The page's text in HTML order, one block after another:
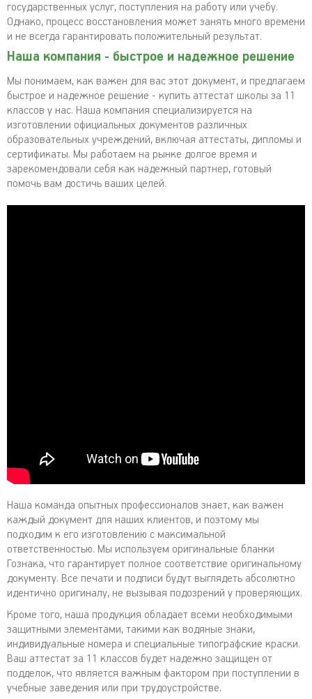
государственных услуг, поступления на работу или учебу.
Однако, процесс восстановления может занять много времени
и не всегда гарантировать положительный результат.
Наша компания - быстрое и надежное решение
Мы понимаем, как важен для вас этот документ, и предлагаем
быстрое и надежное решение - купить аттестат школы за 11
классов у нас. Наша компания специализируется на
изготовлении официальных документов различных
образовательных учреждений, включая аттестаты, дипломы и
сертификаты. Мы работаем на рынке долгое время и
зарекомендовали себя как надежный партнер, готовый
помочь вам достичь ваших целей.
Наша команда опытных профессионалов знает, как важен
каждый документ для наших клиентов, и поэтому мы
подходим к его изготовлению с максимальной
ответственностью. Мы используем оригинальные бланки
Гознака, что гарантирует полное соответствие оригинальному
документу. Все печати и подписи будут выглядеть абсолютно
идентично оригиналу, не вызывая подозрений у проверяющих.
Кроме того, наша продукция обладает всеми необходимыми
защитными элементами, такими как водяные знаки,
индивидуальные номера и специальные типографские краски.
Ваш аттестат за 11 классов будет надежно защищен от
подделок, что является важным фактором при поступлении в
учебные заведения или при трудоустройстве.